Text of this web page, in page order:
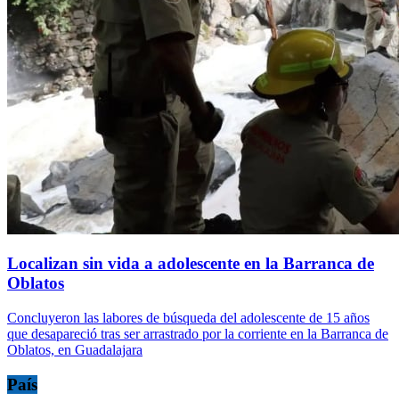
Localizan sin vida a adolescente en la Barranca de
Oblatos
Concluyeron las labores de búsqueda del adolescente de 15 años
que desapareció tras ser arrastrado por la corriente en la Barranca de
Oblatos, en Guadalajara
País